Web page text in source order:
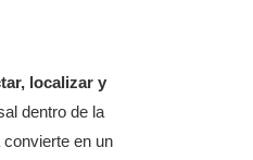
localizar y
dentro de la
en un